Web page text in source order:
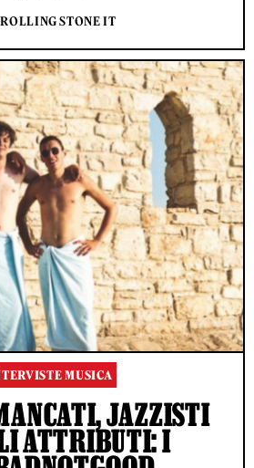
STONE IT
MUSICA
JAZZISTI
ATTRIBUTI: I